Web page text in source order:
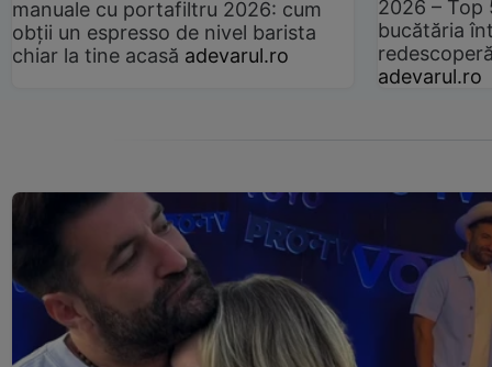
manuale cu portafiltru 2026: cum
obții un espresso de nivel barista
chiar la tine acasă adevarul.ro
2026 –
bucătăria
adevarul.ro